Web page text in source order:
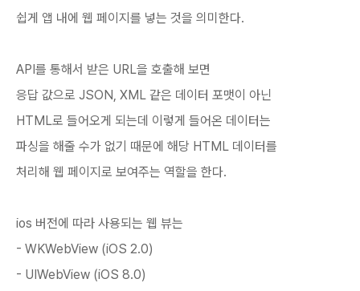
쉽게 앱 내에 웹 페이지를 넣는 것을 의미한다.
API를 통해서 받은 URL을 호출해 보면
응답 값으로 JSON, XML 같은 데이터 포맷이 아닌
HTML로 들어오게 되는데 이렇게 들어온 데이터는
파싱을 해줄 수가 없기 때문에 해당 HTML 데이터를
처리해 웹 페이지로 보여주는 역할을 한다.
ios 버전에 따라 사용되는 웹 뷰는
- WKWebView (iOS 2.0)
- UIWebView (iOS 8.0)